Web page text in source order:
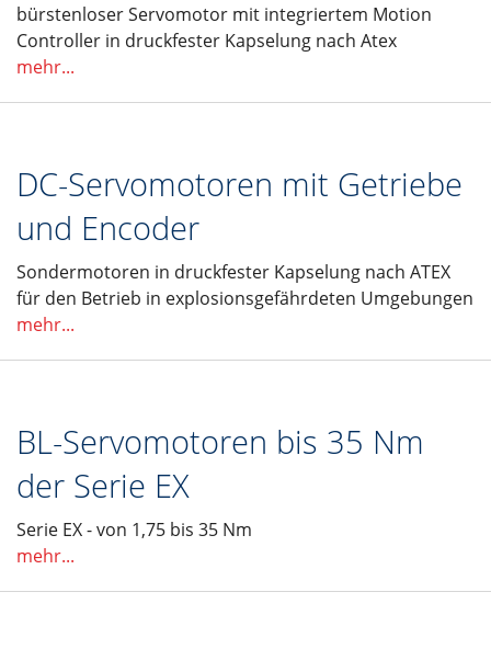
bürstenloser Servomotor mit integriertem Motion
Controller in druckfester Kapselung nach Atex
mehr...
DC-Servomotoren mit Getriebe
und Encoder
Sondermotoren in druckfester Kapselung nach ATEX
für den Betrieb in explosionsgefährdeten Umgebungen
mehr...
BL-Servomotoren bis 35 Nm
der Serie EX
Serie EX - von 1,75 bis 35 Nm
mehr...